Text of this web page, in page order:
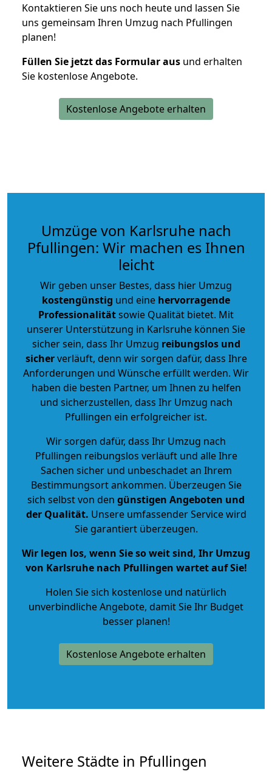
Kontaktieren Sie uns noch heute und lassen Sie
uns gemeinsam Ihren Umzug nach Pfullingen
planen!
Füllen Sie jetzt das Formular aus und erhalten
Sie kostenlose Angebote.
Kostenlose Angebote erhalten
Umzüge von Karlsruhe nach
Pfullingen: Wir machen es Ihnen
leicht
Wir geben unser Bestes, dass hier Umzug
kostengünstig und eine hervorragende
Professionalitätsowie Qualität bietet. Mit
unserer Unterstützung in Karlsruhe können Sie
sicher sein, dass Ihr Umzug reibungslos und
sicherverläuft, denn wir sorgen dafür, dass Ihre
Anforderungen und Wünsche erfüllt werden. Wir
haben die besten Partner, um Ihnen zu helfen
und sicherzustellen, dass Ihr Umzug nach
Pfullingen ein erfolgreicher ist.
Wir sorgen dafür, dass Ihr Umzug nach
Pfullingen reibungslos verläuft und alle Ihre
Sachen sicher und unbeschadet an Ihrem
Bestimmungsort ankommen. Überzeugen Sie
sich selbst von den günstigen Angeboten und
der Qualität. Unsere umfassender Service wird
Sie garantiert überzeugen.
Wir legen los, wenn Sie so weit sind, Ihr Umzug
von Karlsruhe nach Pfullingen wartet auf Sie!
Holen Sie sich kostenlose und natürlich
unverbindliche Angebote, damit Sie Ihr Budget
besser planen!
Kostenlose Angebote erhalten
Weitere Städte in Pfullingen